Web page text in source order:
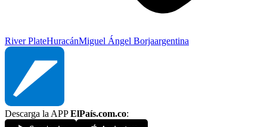
River PlateHuracánMiguel Ángel Borjaargentina
Descarga la APPElPaís.com.co: